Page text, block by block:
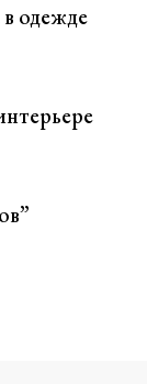
одежде